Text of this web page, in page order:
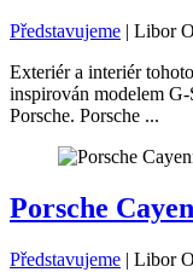
Představujeme | Libor
Exteriér a interiér
inspirován modelem
Porsche. Porsche ...
Porsche
Představujeme | Libor